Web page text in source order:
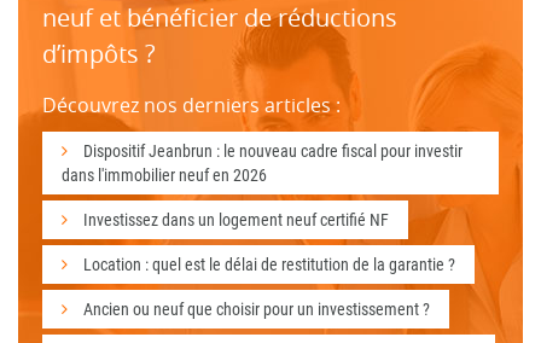
neuf et bénéficier de réductions
d’impôts ?
Découvrez nos derniers articles :
Dispositif Jeanbrun : le nouveau cadre fiscal pour investir
dans l'immobilier neuf en 2026
Investissez dans un logement neuf certifié NF
Location : quel est le délai de restitution de la garantie ?
Ancien ou neuf que choisir pour un investissement ?